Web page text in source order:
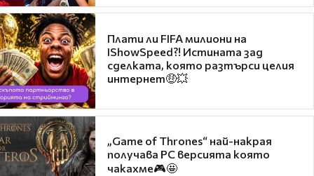
Плати ли FIFA милиони на
IShowSpeed?! Истината зад
сделката, която разтърси целия
интернет🤑💥
„Game of Thrones“ най-накрая
получава PC версията която
чакахме🎮🤩